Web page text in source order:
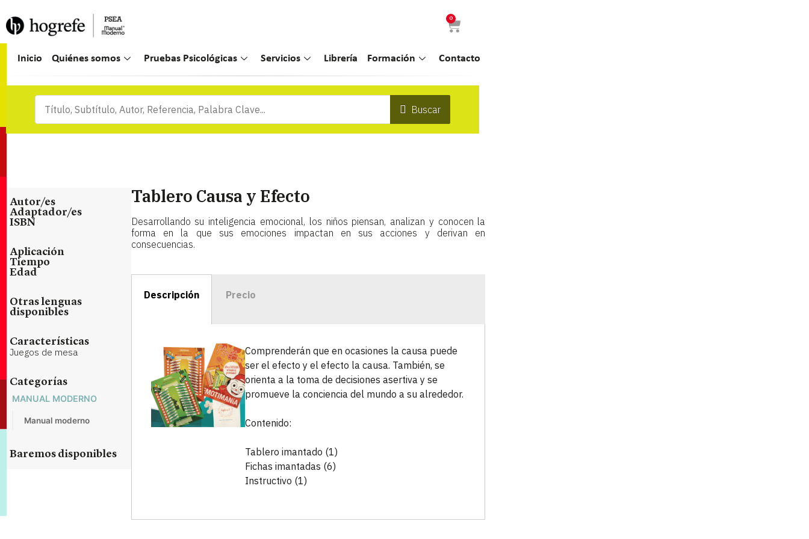
0
Inicio Quiénes somos Pruebas Psicológicas Servicios Librería Formación Contacto
Buscar
Autor/es
Adaptador/es
ISBN
Aplicación
Tiempo
Edad
Otras lenguas
disponibles
Características
Juegos de mesa
Categorías
MANUAL MODERNO
Manual moderno
Baremos disponibles
Tablero Causa y Efecto
Desarrollando su inteligencia emocional, los niños piensan, analizan y conocen la
forma en la que sus emociones impactan en sus acciones y derivan en
consecuencias.
Descripción Precio
Comprenderán que en ocasiones la causa puede
ser el efecto y el efecto la causa. También, se
orienta a la toma de decisiones asertiva y se
promueve la conciencia del mundo a su alrededor.
Contenido:
Tablero imantado (1)
Fichas imantadas (6)
Instructivo (1)